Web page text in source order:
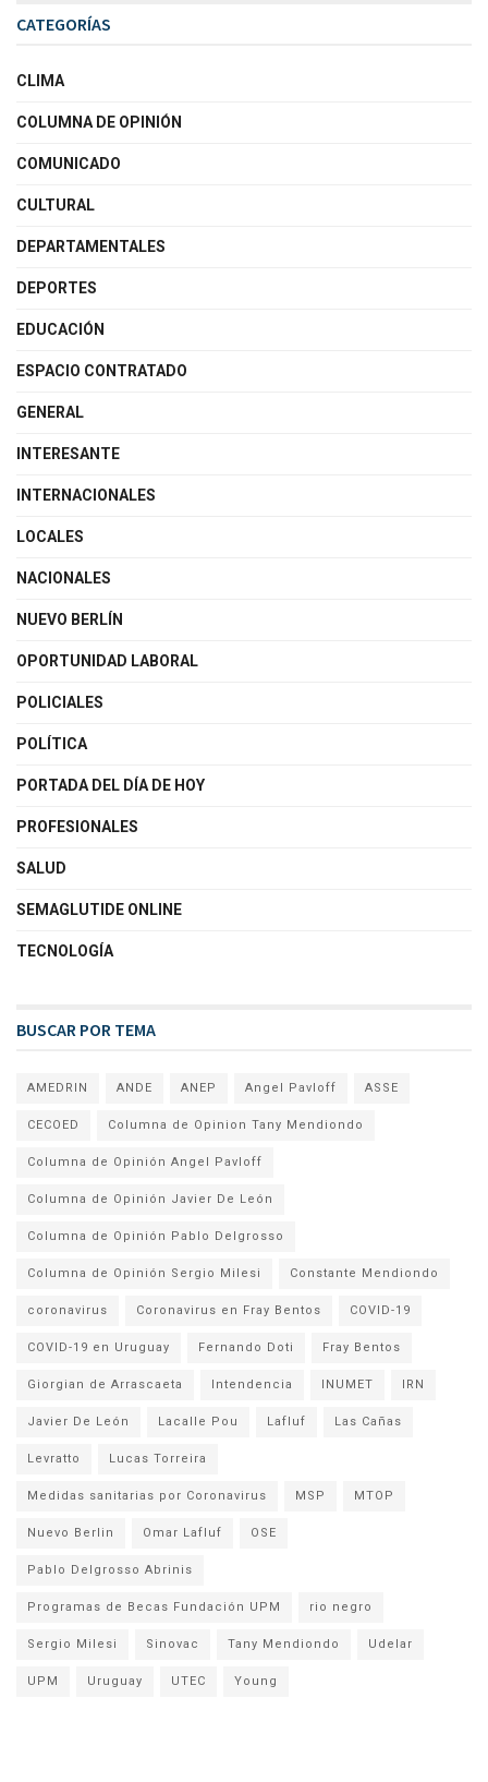
CATEGORÍAS
CLIMA
COLUMNA DE OPINIÓN
COMUNICADO
CULTURAL
DEPARTAMENTALES
DEPORTES
EDUCACIÓN
ESPACIO CONTRATADO
GENERAL
INTERESANTE
INTERNACIONALES
LOCALES
NACIONALES
NUEVO BERLÍN
OPORTUNIDAD LABORAL
POLICIALES
POLÍTICA
PORTADA DEL DÍA DE HOY
PROFESIONALES
SALUD
SEMAGLUTIDE ONLINE
TECNOLOGÍA
BUSCAR POR TEMA
AMEDRIN ANDE ANEP Angel Pavloff ASSE
CECOED Columna de Opinion Tany Mendiondo
Columna de Opinión Angel Pavloff
Columna de Opinión Javier De León
Columna de Opinión Pablo Delgrosso
Columna de Opinión Sergio Milesi Constante Mendiondo
coronavirus Coronavirus en Fray Bentos COVID-19
COVID-19 en Uruguay Fernando Doti Fray Bentos
Giorgian de Arrascaeta Intendencia INUMET IRN
Javier De León Lacalle Pou Lafluf Las Cañas
Levratto Lucas Torreira
Medidas sanitarias por Coronavirus MSP MTOP
Nuevo Berlin Omar Lafluf OSE
Pablo Delgrosso Abrinis
Programas de Becas Fundación UPM rio negro
Sergio Milesi Sinovac Tany Mendiondo Udelar
UPM Uruguay UTEC Young